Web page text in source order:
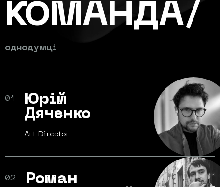
КОМАНДА/
однодумці
01
Юрій
Дяченко
Art Director
02
Роман